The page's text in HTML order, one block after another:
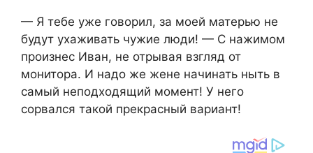
— Я тебе уже говорил, за моей матерью не
будут ухаживать чужие люди! — С нажимом
произнес Иван, не отрывая взгляд от
монитора. И надо же жене начинать ныть в
самый неподходящий момент! У него
сорвался такой прекрасный вариант!